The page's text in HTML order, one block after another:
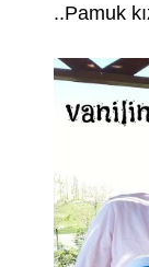
..Pamuk